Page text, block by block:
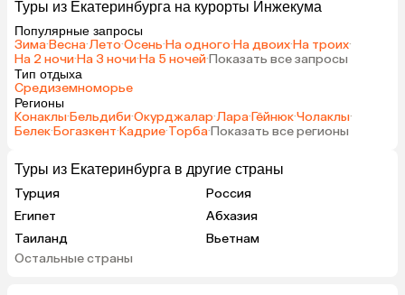
Туры из Екатеринбурга на курорты Инжекума
Популярные запросы
Зима·Весна·Лето·Осень·На одного·На двоих·На троих·
На 2 ночи·На 3 ночи·На 5 ночей·Показать все запросы
Тип отдыха
Средиземноморье
Регионы
Конаклы·Бельдиби·Окурджалар·Лара·Гёйнюк·Чолаклы·
Белек·Богазкент·Кадрие·Торба·Показать все регионы
Туры из Екатеринбурга в другие страны
Турция
Россия
Египет
Абхазия
Таиланд
Вьетнам
ОАЭ
Остальные страны